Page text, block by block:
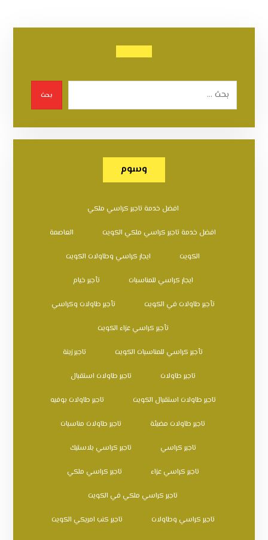
بحث
وسوم
افضل خدمة تاجير كراسي ملكي
افضل خدمة تاجير كراسي ملكي الكويت العاصمة
الكويت ايجار كراسي وطاولات الكويت
ايجار كراسي للمناسبات تأجير خيام
تأجير طاولات في الكويت تأجير طاولات وكراسي
تأجير كراسي عزاء الكويت
تأجير كراسي للمناسبات الكويت تاجير زينة
تاجير طاولات تاجير طاولات استقبال
تاجير طاولات استقبال الكويت تاجير طاولات بوفيه
تاجير طاولات مضيئة تاجير طاولات مناسبات
تاجير كراسي تاجير كراسي بلاستيك
تاجير كراسي عزاء تاجير كراسي ملكي
تاجير كراسي ملكي في الكويت
تاجير كراسي وطاولات تاجير كنب امريكي الكويت